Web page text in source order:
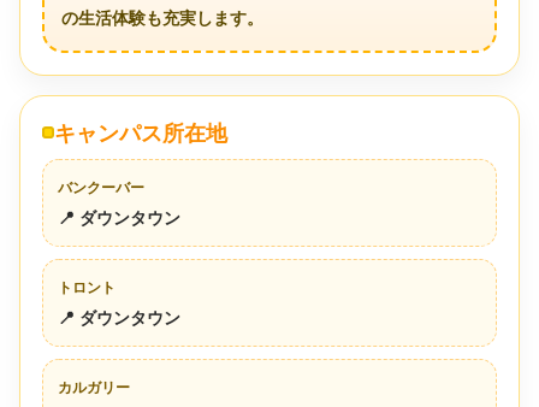
の生活体験も充実します。
キャンパス所在地
バンクーバー
📍 ダウンタウン
トロント
📍 ダウンタウン
カルガリー